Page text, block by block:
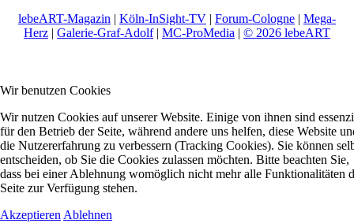
lebeART-Magazin | Köln-InSight-TV | Forum-Cologne | Mega-
Herz | Galerie-Graf-Adolf| MC-ProMedia | © 2026 lebeART
Wir benutzen Cookies
Wir nutzen Cookies auf unserer Website. Einige von ihnen sind
für den Betrieb der Seite, während andere uns helfen, diese Website
die Nutzererfahrung zu verbessern (Tracking Cookies). Sie können
entscheiden, ob Sie die Cookies zulassen möchten. Bitte beachten Sie,
dass bei einer Ablehnung womöglich nicht mehr alle Funktionalitäten
Seite zur Verfügung stehen.
Akzeptieren Ablehnen